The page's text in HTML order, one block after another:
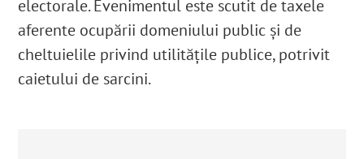
electorale. Evenimentul este scutit de taxele
aferente ocupării domeniului public și de
cheltuielile privind utilitățile publice, potrivit
caietului de sarcini.